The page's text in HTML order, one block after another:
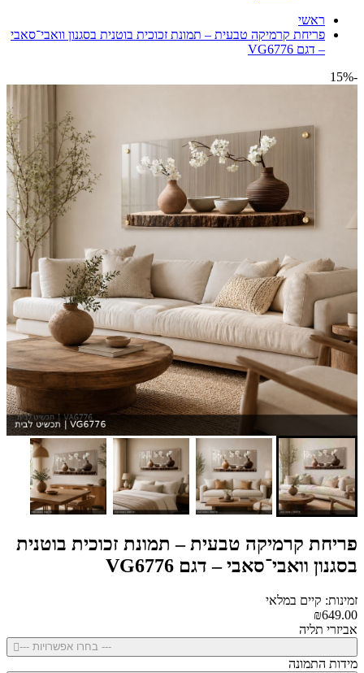
ראשי
פריחת קרמיקה טבעית – תמונת זכוכית בוטנית בסגנון וואבי־סאבי
– דגם VG6776
-15%
פריחת קרמיקה טבעית – תמונת זכוכית בוטנית
בסגנון וואבי־סאבי – דגם VG6776
זמינות: קיים במלאי
₪649.00
אביזרי תליה
--- בחרו אפשרויות ---
מידות התמונה